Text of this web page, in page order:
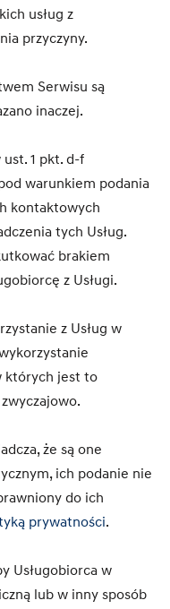
usług z
przyczyny.
Serwisu są
inaczej.
ust. 1 pkt. d-f
warunkiem podania
kontaktowych
tych Usług.
brakiem
z Usługi.
z Usług w
których jest to
że są one
ich podanie nie
do ich
prywatności.
Usługobiorca w
lub w inny sposób